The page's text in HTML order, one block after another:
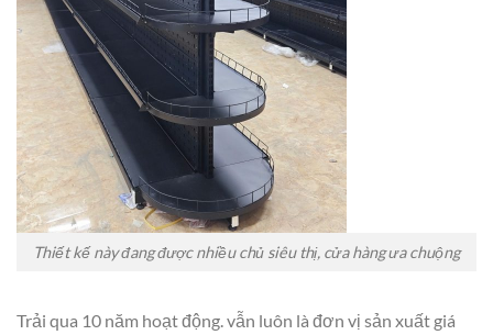
Thiết kế này đang được nhiều chủ siêu thị, cửa hàng ưa chuộng
Trải qua 10 năm hoạt động. vẫn luôn là đơn vị sản xuất giá